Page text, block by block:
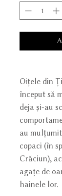
Oițele din
început să
deja și-au
au
copaci (în
Crăciun),
agațe de
hainele lor.